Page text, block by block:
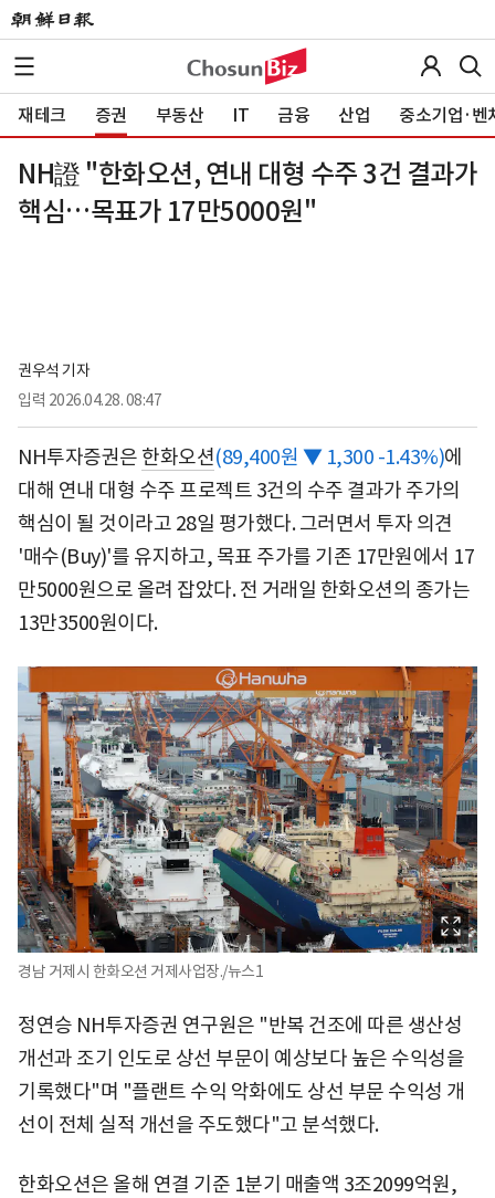
재테크 증권 부동산 IT 금융 산업 중소기업·벤
NH證 "한화오션, 연내 대형 수주 3건 결과가
핵심…목표가 17만5000원"
권우석 기자
입력 2026.04.28. 08:47
NH투자증권은 한화오션(89,400원 ▼ 1,300 -1.43%)에
대해 연내 대형 수주 프로젝트 3건의 수주 결과가 주가의
핵심이 될 것이라고 28일 평가했다. 그러면서 투자 의견
'매수(Buy)'를 유지하고, 목표 주가를 기존 17만원에서 17
만5000원으로 올려 잡았다. 전 거래일 한화오션의 종가는
13만3500원이다.
경남 거제시 한화오션 거제사업장./뉴스1
정연승 NH투자증권 연구원은 "반복 건조에 따른 생산성
개선과 조기 인도로 상선 부문이 예상보다 높은 수익성을
기록했다"며 "플랜트 수익 악화에도 상선 부문 수익성 개
선이 전체 실적 개선을 주도했다"고 분석했다.
한화오션은 올해 연결 기준 1분기 매출액 3조2099억원,